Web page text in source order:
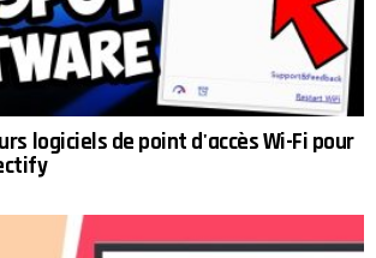
logiciels de point d'accès Wi-Fi pour